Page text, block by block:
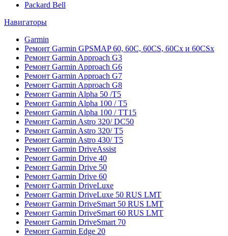
Packard Bell
Навигаторы
Garmin
Ремонт Garmin GPSMAP 60, 60C, 60CS, 60Cx и 60CSx
Ремонт Garmin Approach G3
Ремонт Garmin Approach G6
Ремонт Garmin Approach G7
Ремонт Garmin Approach G8
Ремонт Garmin Alpha 50 /T5
Ремонт Garmin Alpha 100 / T5
Ремонт Garmin Alpha 100 / TT15
Ремонт Garmin Astro 320/ DC50
Ремонт Garmin Astro 320/ T5
Ремонт Garmin Astro 430/ T5
Ремонт Garmin DriveAssist
Ремонт Garmin Drive 40
Ремонт Garmin Drive 50
Ремонт Garmin Drive 60
Ремонт Garmin DriveLuxe
Ремонт Garmin DriveLuxe 50 RUS LMT
Ремонт Garmin DriveSmart 50 RUS LMT
Ремонт Garmin DriveSmart 60 RUS LMT
Ремонт Garmin DriveSmart 70
Ремонт Garmin Edge 20